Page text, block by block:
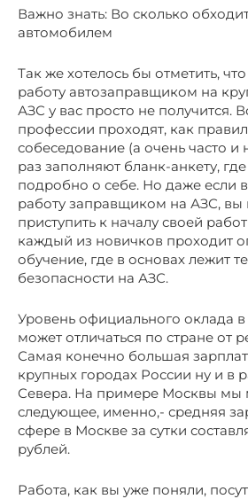
Важно знать: Во сколько
автомобилем
Так же хотелось бы отметить,
работу автозаправщиком на
АЗС у вас просто не получится.
профессии проходят, как
собеседование (а очень часто
раз заполняют бланк-анкету,
подробно о себе. Но даже если
работу заправщиком на АЗС, вы
приступить к началу своей
каждый из новичков проходит
обучение, где в основах лежит
безопасности на АЗС.
Уровень официального оклада
может отличаться по стране от
Самая конечно большая
крупных городах России ну и в
Севера. На примере Москвы мы
следующее, именно,- средняя
сфере в Москве за сутки
рублей.
Работа, как вы уже поняли,